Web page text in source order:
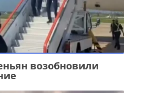
возобновили